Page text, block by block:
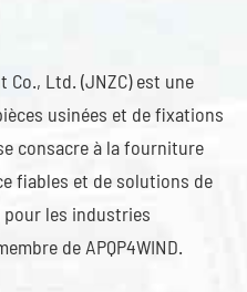
Co., Ltd. (JNZC) est une
usinées et de fixations
consacre à la fourniture
fiables et de solutions de
pour les industries
de APQP4WIND.